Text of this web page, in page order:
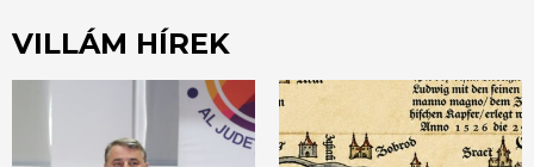
VILLÁM HÍREK